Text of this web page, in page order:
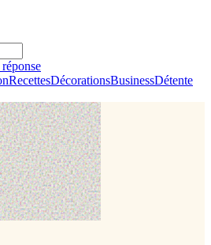
réponse
RecettesDécorationsBusinessDétente